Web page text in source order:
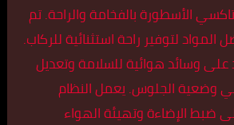
الأسطورة بالفخامة والراحة. تم
المواد لتوفير راحة استثنائية للركاب.
وسائد هوائية للسلامة وتعديل
وضعية الجلوس. يعمل النظام
ضبط الإضاءة وتهيئة الهواء